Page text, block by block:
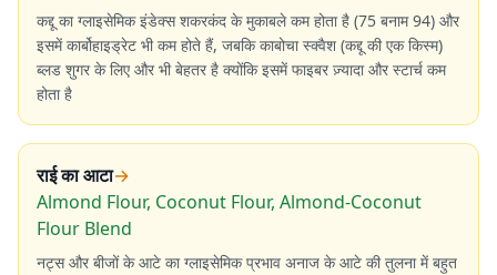
कद्दू का ग्लाइसेमिक इंडेक्स शकरकंद के मुकाबले कम होता है (75 बनाम 94) और
इसमें कार्बोहाइड्रेट भी कम होते हैं, जबकि काबोचा स्क्वैश (कद्दू की एक किस्म)
ब्लड शुगर के लिए और भी बेहतर है क्योंकि इसमें फाइबर ज़्यादा और स्टार्च कम
होता है
राई का आटा→
Almond Flour, Coconut Flour, Almond-Coconut
Flour Blend
नट्स और बीजों के आटे का ग्लाइसेमिक प्रभाव अनाज के आटे की तुलना में बहुत